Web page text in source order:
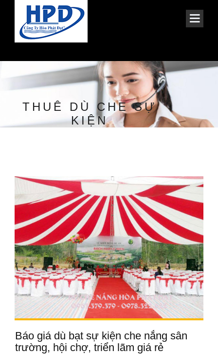
THUÊ DÙ CHE SỰ
KIỆN
Báo giá dù bạt sự kiện che nắng sân
trường, hội chợ, triển lãm giá rẻ